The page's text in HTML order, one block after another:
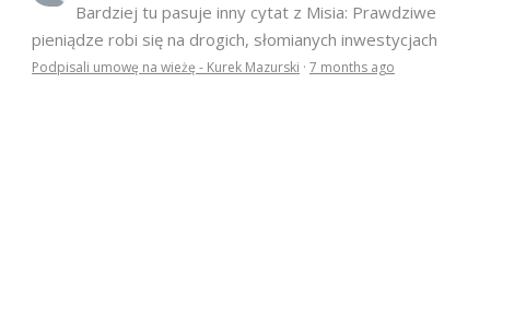
Bardziej tu pasuje inny cytat z Misia: Prawdziwe
pieniądze robi się na drogich, słomianych inwestycjach
Podpisali umowę na wieżę - Kurek Mazurski · 7 months ago